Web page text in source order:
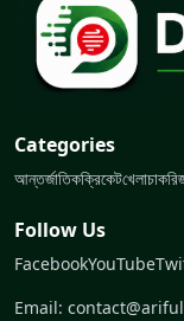
Categories
আন্তর্জাতিকক্রিকেটখেলাচাকরি
Follow Us
FacebookYouTube
Email: